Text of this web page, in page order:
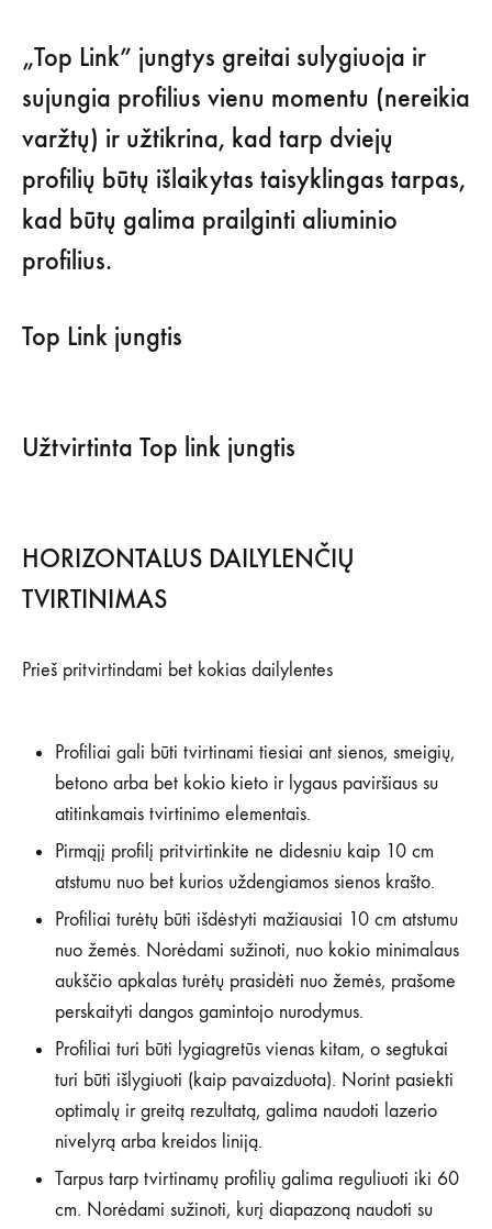
„Top Link” jungtys greitai sulygiuoja ir
sujungia profilius vienu momentu (nereikia
varžtų) ir užtikrina, kad tarp dviejų
profilių būtų išlaikytas taisyklingas tarpas,
kad būtų galima prailginti aliuminio
profilius.
Top Link jungtis
Užtvirtinta Top link jungtis
HORIZONTALUS DAILYLENČIŲ
TVIRTINIMAS
Prieš pritvirtindami bet kokias dailylentes
Profiliai gali būti tvirtinami tiesiai ant sienos, smeigių,
betono arba bet kokio kieto ir lygaus paviršiaus su
atitinkamais tvirtinimo elementais.
Pirmąjį profilį pritvirtinkite ne didesniu kaip 10 cm
atstumu nuo bet kurios uždengiamos sienos krašto.
Profiliai turėtų būti išdėstyti mažiausiai 10 cm atstumu
nuo žemės. Norėdami sužinoti, nuo kokio minimalaus
aukščio apkalas turėtų prasidėti nuo žemės, prašome
perskaityti dangos gamintojo nurodymus.
Profiliai turi būti lygiagretūs vienas kitam, o segtukai
turi būti išlygiuoti (kaip pavaizduota). Norint pasiekti
optimalų ir greitą rezultatą, galima naudoti lazerio
nivelyrą arba kreidos liniją.
Tarpus tarp tvirtinamų profilių galima reguliuoti iki 60
cm. Norėdami sužinoti, kurį diapazoną naudoti su